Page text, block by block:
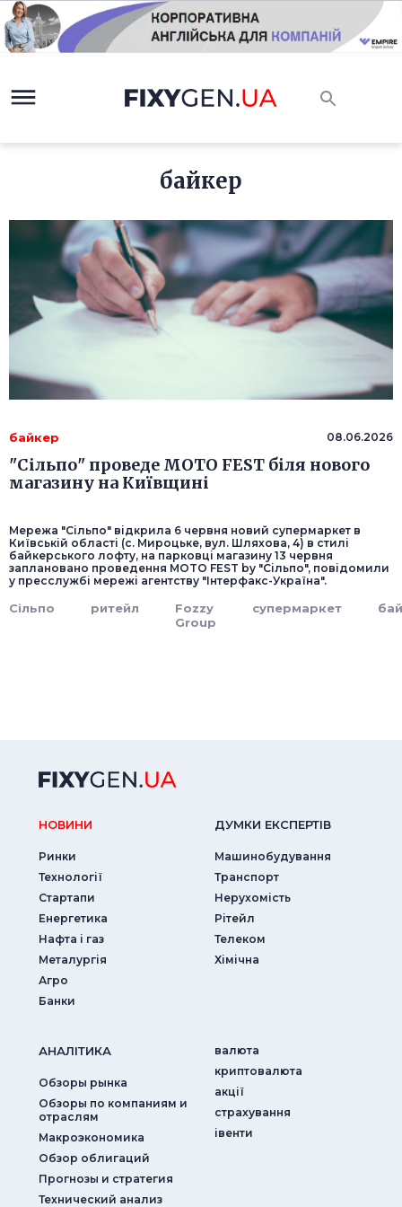
байкер
байкер 08.06.2026
"Сільпо" проведе MOTO FEST біля нового
магазину на Київщині
Мережа "Сільпо" відкрила 6 червня новий супермаркет в
Київській області (с. Мироцьке, вул. Шляхова, 4) в стилі
байкерського лофту, на парковці магазину 13 червня
заплановано проведення MOTO FEST by "Сільпо", повідомили
у пресслужбі мережі агентству "Інтерфакс-Україна".
Сільпо ритейл
Fozzy
Group
супермаркет
НОВИНИ
Ринки
Технології
Стартапи
Енергетика
Нафта і газ
Металургія
Агро
Банки
ДУМКИ ЕКСПЕРТIВ
Машинобудування
Транспорт
Нерухомість
Рітейл
Телеком
Хімічна
АНАЛIТИКА
Обзоры рынка
Обзоры по компаниям и
отраслям
Макроэкономика
Обзор облигаций
Прогнозы и стратегия
Технический анализ
валюта
криптовалюта
акції
страхування
iвенти